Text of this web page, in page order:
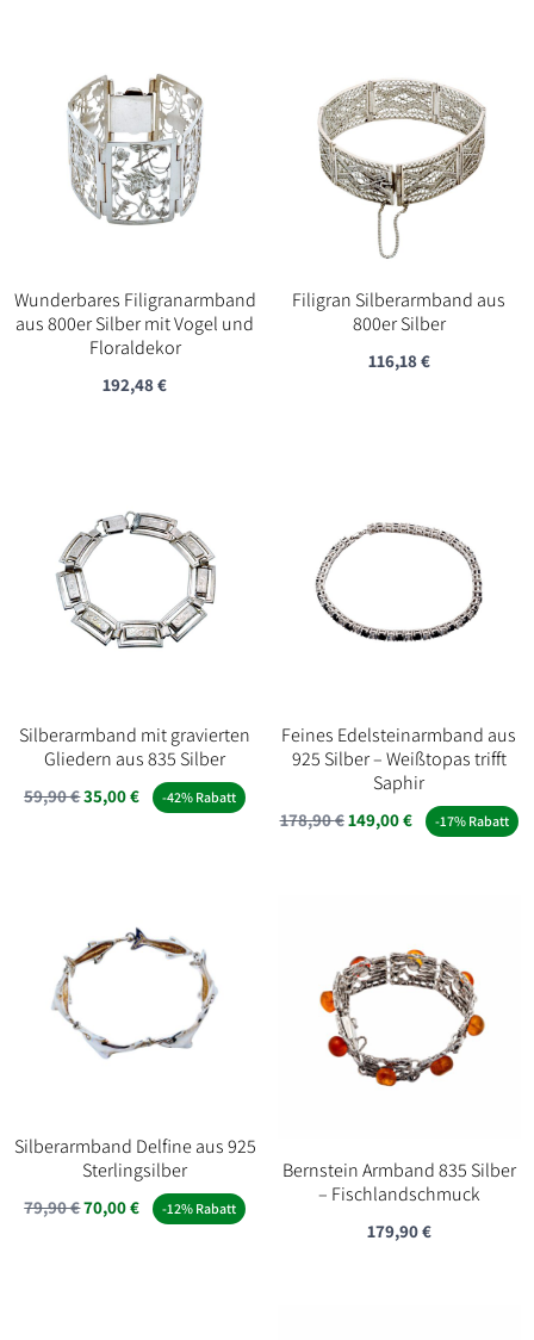
Wunderbares Filigranarmband
aus 800er Silber mit Vogel und
Floraldekor
192,48€
Filigran Silberarmband aus
800er Silber
116,18€
Silberarmband mit gravierten
Gliedern aus 835 Silber
59,90€Ursprünglicher
35,00€Aktueller
-42% Rabatt
Feines Edelsteinarmband aus
925 Silber – Weißtopas trifft
Saphir
178,90€ Ursprünglicher
149,00€Aktueller
-17% Rabatt
Silberarmband Delfine aus 925
Sterlingsilber
79,90€Ursprünglicher
70,00€Aktueller
-12% Rabatt
Bernstein Armband 835 Silber
– Fischlandschmuck
179,90€